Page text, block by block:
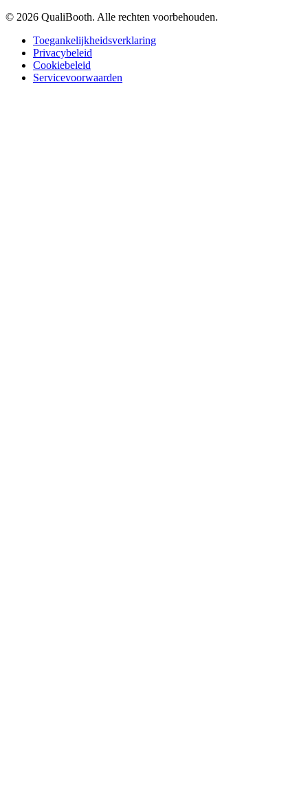
© 2026 QualiBooth. Alle rechten voorbehouden.
Toegankelijkheidsverklaring
Privacybeleid
Cookiebeleid
Servicevoorwaarden